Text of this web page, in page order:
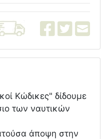
Κώδικες" δίδουμε
των ναυτικών
άποψη στην